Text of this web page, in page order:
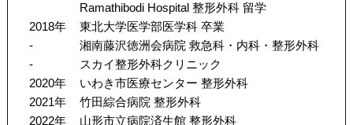
Ramathibodi Hospital 整形外科 留学
2018年
東北大学医学部医学科 卒業
-
湘南藤沢徳洲会病院 救急科・内科・整形外科
-
スカイ整形外科クリニック
2020年
いわき市医療センター 整形外科
2021年
竹田綜合病院 整形外科
2022年
山形市立病院済生館 整形外科